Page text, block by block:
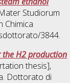
Studiorum
Chimica
3844.
the H2 production
thesis],
Dottorato di